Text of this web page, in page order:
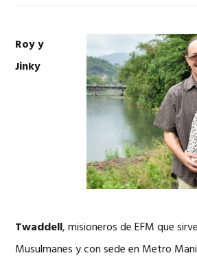
Roy y
Jinky
Twaddell, misioneros de EFM que
Musulmanes y con sede en Metro